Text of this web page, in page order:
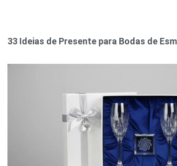
33 Ideias de Presente para Bodas de